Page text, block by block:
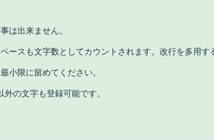
は出来ません。
ースも文字数としてカウントされます。改行を多用す
小限に留めてください。
の文字も登録可能です。